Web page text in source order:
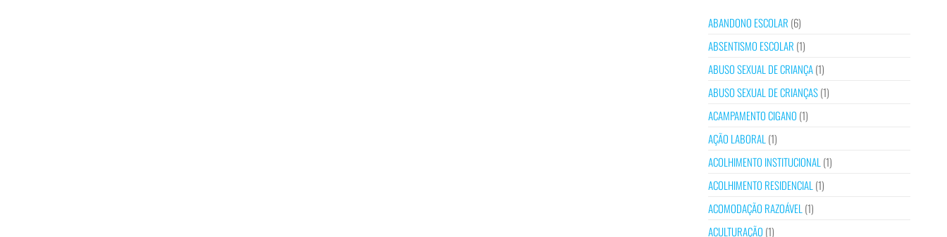
ABANDONO ESCOLAR (6)
ABSENTISMO ESCOLAR (1)
ABUSO SEXUAL DE CRIANÇA(1)
ABUSO SEXUAL DE CRIANÇAS(1)
ACAMPAMENTO CIGANO (1)
AÇÃO LABORAL (1)
ACOLHIMENTO INSTITUCIONAL (1)
ACOLHIMENTO RESIDENCIAL (1)
ACOMODAÇÃO RAZOÁVEL (1)
ACULTURAÇÃO (1)